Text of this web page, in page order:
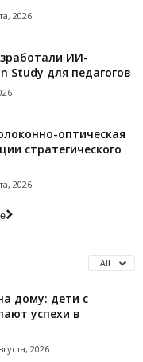
2026
ИИ-
Study для педагогов
оптическая
стратегического
2026
All
дому: дети с
успехи в
2026